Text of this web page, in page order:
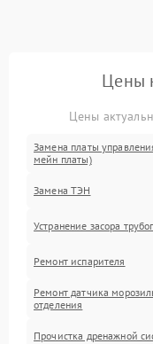
Цены
Цены
Замена платы
мейн платы)
Замена ТЭН
Устранение засора
Ремонт испарителя
Ремонт датчика
отделения
Прочистка дренажной